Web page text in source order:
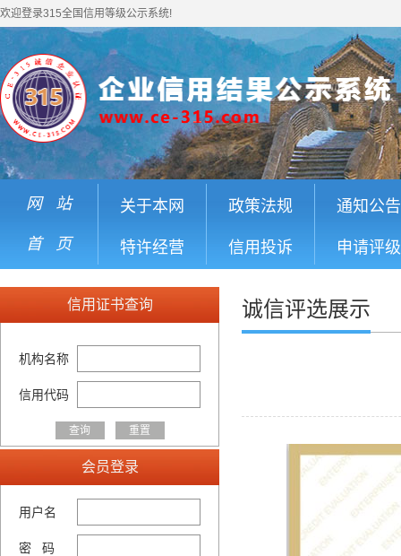
欢迎登录315全国信用等级公示系统!
网 站
首 页
关于本网
特许经营
政策法规
信用投诉
通知公告
申请评级
信用证书查询
机构名称
信用代码
会员登录
用户名
密 码
诚信评选展示